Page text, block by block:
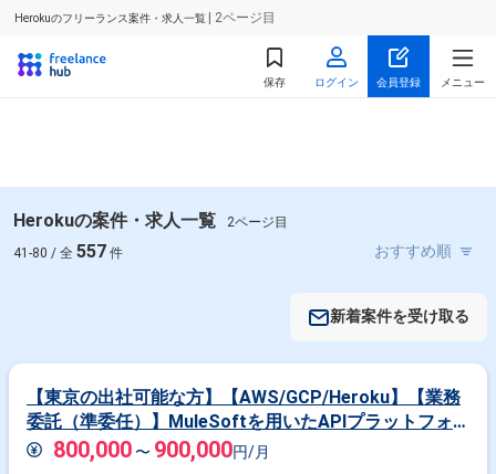
Herokuのフリーランス案件・求人一覧 | 2ページ目
保存 ログイン 会員登録 メニュー
Herokuの案件・求人一覧
2ページ目
41-80 / 全 557 件
新着案件を受け取る
【東京の出社可能な方】【AWS/GCP/Heroku】【業務
委託（準委任）】MuleSoftを用いたAPIプラットフォ
ーム基盤構築
800,000 〜 900,000円/月